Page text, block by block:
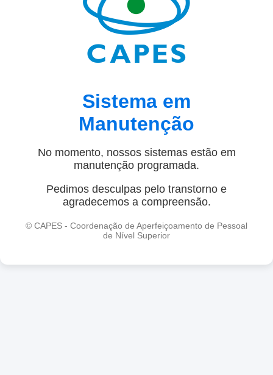
Sistema em
Manutenção
No momento, nossos sistemas estão em
manutenção programada.
Pedimos desculpas pelo transtorno e
agradecemos a compreensão.
© CAPES - Coordenação de Aperfeiçoamento de Pessoal
de Nível Superior